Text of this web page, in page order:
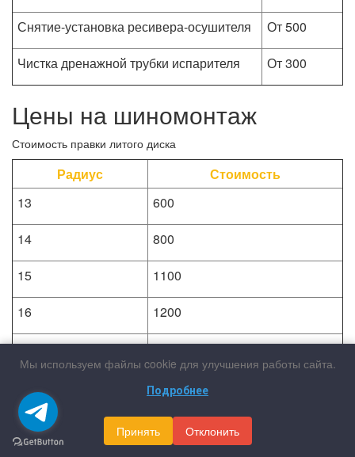
Снятие-установка ресивера-осушителя
От 500
Чистка дренажной трубки испарителя
От 300
Цены на шиномонтаж
Стоимость правки литого диска
Радиус
Стоимость
13
600
14
800
15
1100
16
1200
17
1400
1900
19
2200
Мы используем файлы cookie для улучшения работы сайта.
Подробнее
Принять Отклонить